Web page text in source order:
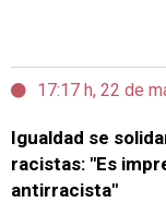
17:17 h, 22 de
Igualdad se
racistas: "Es
antirracista"